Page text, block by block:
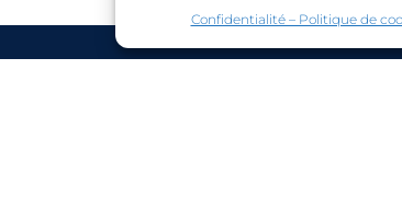
Confidentialité – Politique de